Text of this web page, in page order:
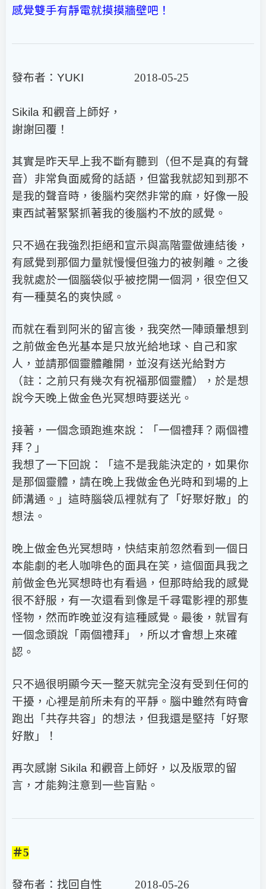
感覺雙手有靜電就摸摸牆壁吧！
發布者： YUKI 2018-05-25
Sikila 和觀音上師好，
謝謝回覆！
其實是昨天早上我不斷有聽到（但不是真的有聲
音）非常負面威脅的話語，但當我就認知到那不
是我的聲音時，後腦杓突然非常的麻，好像一股
東西試著緊緊抓著我的後腦杓不放的感覺。
只不過在我強烈拒絕和宣示與高階靈做連結後，
有感覺到那個力量就慢慢但強力的被剝離。之後
我就處於一個腦袋似乎被挖開一個洞，很空但又
有一種莫名的爽快感。
而就在看到阿米的留言後，我突然一陣頭暈想到
之前做金色光基本是只放光給地球、自己和家
人，並請那個靈體離開，並沒有送光給對方
（註：之前只有幾次有祝福那個靈體），於是想
說今天晚上做金色光冥想時要送光。
接著，一個念頭跑進來說：「一個禮拜？兩個禮
拜？」
我想了一下回說：「這不是我能決定的，如果你
是那個靈體，請在晚上我做金色光時和到場的上
師溝通。」這時腦袋瓜裡就有了「好聚好散」的
想法。
晚上做金色光冥想時，快結束前忽然看到一個日
本能劇的老人咖啡色的面具在笑，這個面具我之
前做金色光冥想時也有看過，但那時給我的感覺
很不舒服，有一次還看到像是千尋電影裡的那隻
怪物，然而昨晚並沒有這種感覺。最後，就冒有
一個念頭說「兩個禮拜」，所以才會想上來確
認。
只不過很明顯今天一整天就完全沒有受到任何的
干擾，心裡是前所未有的平靜。腦中雖然有時會
跑出「共存共容」的想法，但我還是堅持「好聚
好散」！
再次感謝 Sikila 和觀音上師好，以及版眾的留
言，才能夠注意到一些盲點。
＃5
發布者：找回自性 2018-05-26